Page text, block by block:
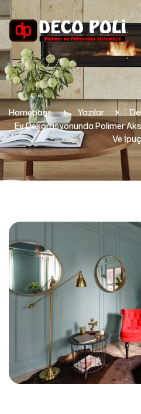
Homepage Yazılar
Ev Dekorasyonunda Polimer
Ve